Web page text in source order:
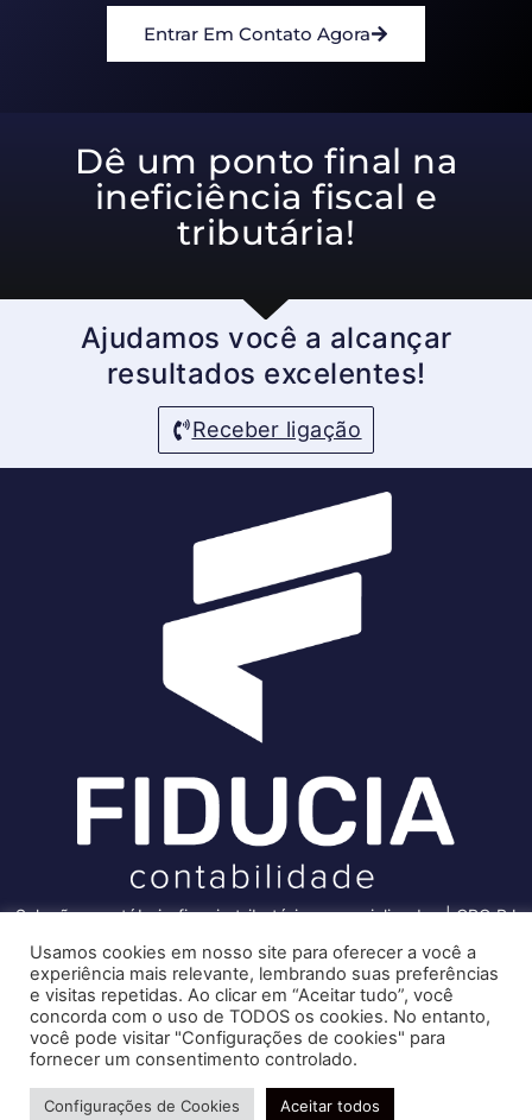
Entrar Em Contato Agora
Dê um ponto final na
ineficiência fiscal e
tributária!
Ajudamos você a alcançar
resultados excelentes!
Receber ligação
Soluções contábeis-fiscais-tributárias especializadas | CRC RJ
Serviços
Consultoria e Assessoria
Gestão e Controle Societário
Gestão de Recursos Humanos
experiência mais relevante, lembrando suas preferências
e visitas repetidas. Ao clicar em “Aceitar tudo”, você
concorda com o uso de TODOS os cookies. No entanto,
você pode visitar "Configurações de cookies" para
fornecer um consentimento controlado.
Configurações de Cookies Aceitar todos
Recomendado só para você
Atenção, você pode receber
dinheiro de impostos acumulados
do ICMS! Saiba mais!
Ontem, quinta-feira,13, o STF
afirmou que o ICMS não pode…